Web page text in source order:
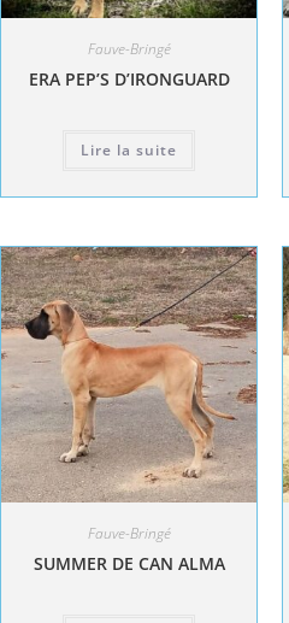
Fauve-Bringé
ERA PEP’S D’IRONGUARD
Lire la suite
Fauve-Bringé
SUMMER DE CAN ALMA